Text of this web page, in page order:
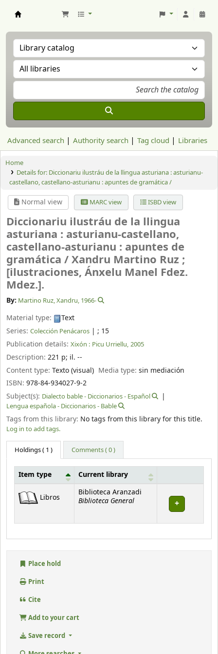
Advanced search Authority search Tag cloud Libraries
Home
Details for: Diccionariu ilustráu de la llingua asturiana : asturianu-
castellano, castellano-asturianu : apuntes de gramática /
Normal view MARC view ISBD view
Diccionariu ilustráu de la llingua
asturiana : asturianu-castellano,
castellano-asturianu : apuntes de
gramática /Xandru Martino Ruz ;
[ilustraciones, Ánxelu Manel Fdez.
Mdez.].
By: Martino Ruz, Xandru, 1966-
Material type:
Text
Series: Colección Penácaros | ; 15
Publication details: Xixón : Picu Urriellu, 2005
Description: 221 p; il. --
Content type: Texto (visual) Media type:sin mediación
ISBN: 978-84-934027-9-2
Subject(s): Dialecto bable - Diccionarios - Español
Lengua española - Diccionarios - Bable
Tags from this library: No tags from this library for this title.
Log in to add tags.
Holdings( 1 ) Comments ( 0 )
Item type Current library
Libros
Biblioteca Aranzadi
Biblioteca General
Place hold
Print
Cite
Add to your cart
Save record